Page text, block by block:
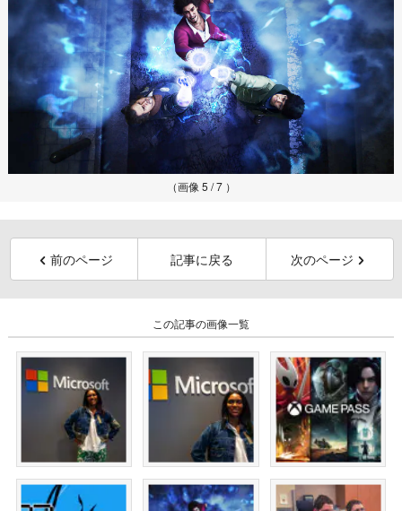
（画像 5 / 7 ）
前のページ 記事に戻る 次のページ
この記事の画像一覧